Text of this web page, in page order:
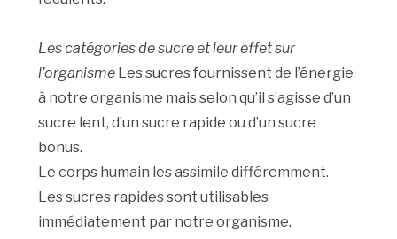
Les catégories de sucre et leur effet sur
l’organisme Les sucres fournissent de l’énergie
à notre organisme mais selon qu’il s’agisse d’un
sucre lent, d’un sucre rapide ou d’un sucre
bonus.
Le corps humain les assimile différemment.
Les sucres rapides sont utilisables
immédiatement par notre organisme.